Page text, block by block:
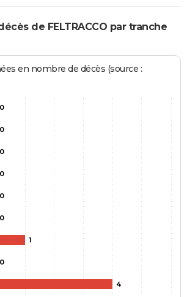
de FELTRACCO par tranche
en nombre de décès (source :
0
0
0
0
0
0
1
0
4